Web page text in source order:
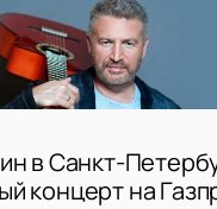
в Санкт-
концерт на